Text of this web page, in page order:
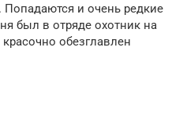
и очень редкие
был в отряде охотник на
обезглавлен